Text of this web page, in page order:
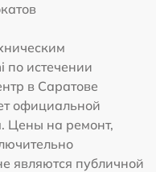
по истечении
в Саратове
официальной
Цены на ремонт,
являются публичной